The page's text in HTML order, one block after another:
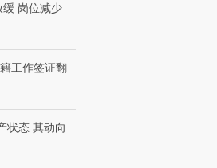
”的印
视线｜“入侵”还是“人道危
岗位减少
工作签证翻
状态 其动向